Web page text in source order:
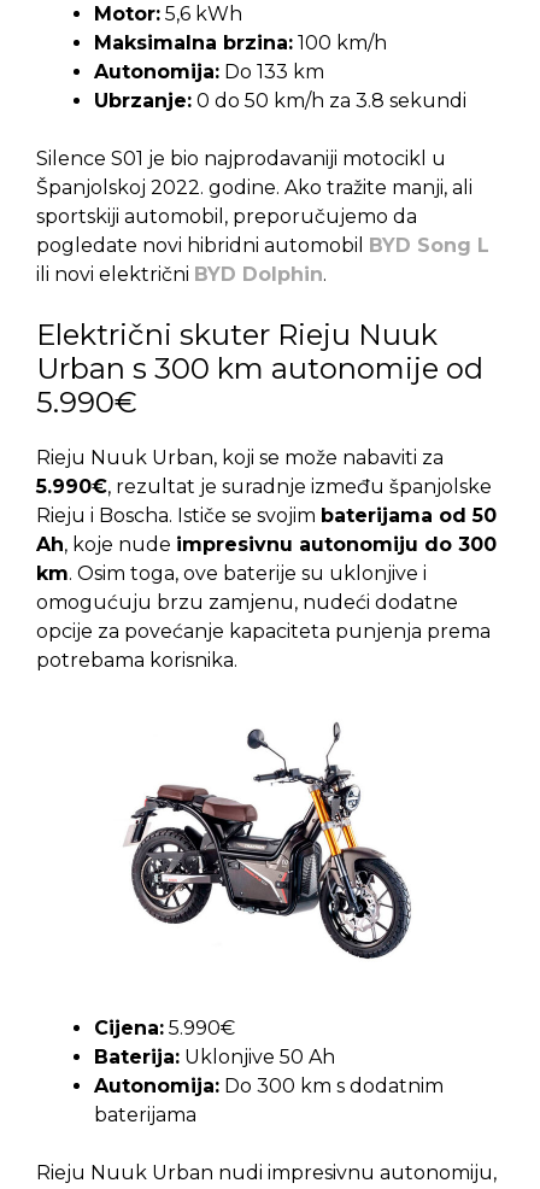
Motor: 5,6 kWh
Maksimalna brzina: 100 km/h
Autonomija: Do 133 km
Ubrzanje: 0 do 50 km/h za 3.8 sekundi
Silence S01 je bio najprodavaniji motocikl u
Španjolskoj 2022. godine. Ako tražite manji, ali
sportskiji automobil, preporučujemo da
pogledate novi hibridni automobil BYD Song L
ili novi električni BYD Dolphin.
Električni skuter Rieju Nuuk
Urban s 300 km autonomije od
5.990€
Rieju Nuuk Urban, koji se može nabaviti za
5.990€, rezultat je suradnje između španjolske
Rieju i Boscha. Ističe se svojim baterijama od 50
Ah, koje nude impresivnu autonomiju do 300
km. Osim toga, ove baterije su uklonjive i
omogućuju brzu zamjenu, nudeći dodatne
opcije za povećanje kapaciteta punjenja prema
potrebama korisnika.
Cijena: 5.990€
Baterija: Uklonjive 50 Ah
Autonomija: Do 300 km s dodatnim
baterijama
Rieju Nuuk Urban nudi impresivnu autonomiju,